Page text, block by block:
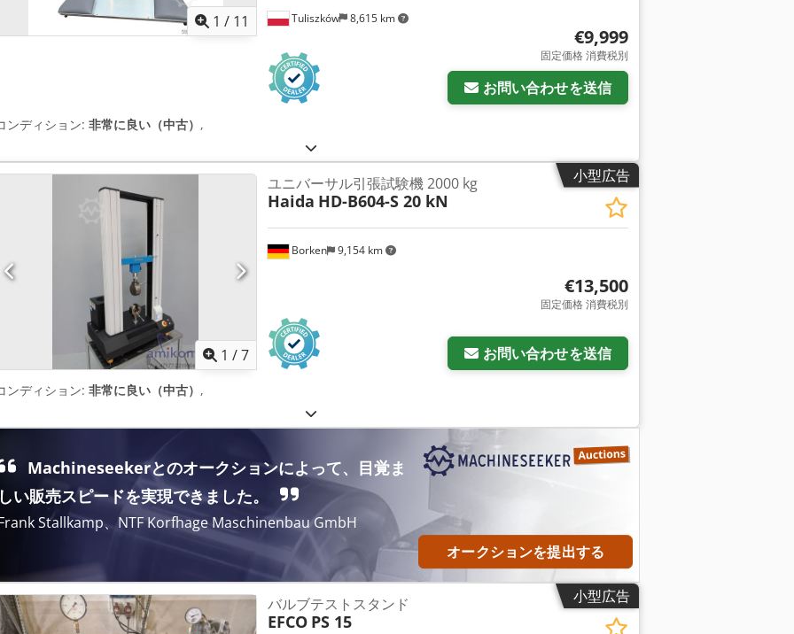
1 / 11 Tuliszków 8,615 km
€9,999
固定価格 消費税別
お問い合わせを送信
ンディション: 非常に良い（中古） ,
小型広告
1 /7
Borken 9,154 km
ユニバーサル引張試験機 2000 kg
Haida HD-B604-S 20 kN
€13,500
固定価格 消費税別
お問い合わせを送信
ンディション: 非常に良い（中古） ,
Machineseekerとのオークションによって、目覚ま
しい販売スピードを実現できました。
Stallkamp、NTF Korfhage Maschinenbau GmbH
オークションを提出する
小型広告
バルブテストスタンド
EFCO PS 15